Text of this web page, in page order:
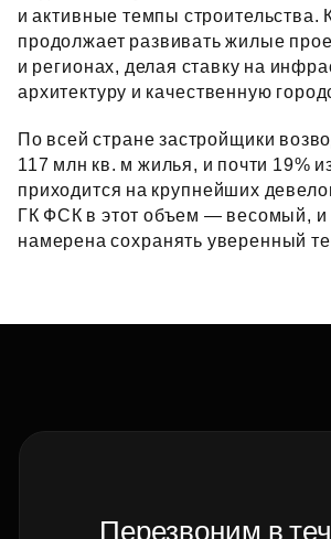
и активные темпы строительства.
продолжает развивать жилые
и регионах, делая ставку на
архитектуру и качественную
По всей стране застройщики
117 млн кв. м жилья, и почти 19%
приходится на крупнейших
ГК ФСК в этот объем — весомый, и
намерена сохранять уверенный
Перезвоним в